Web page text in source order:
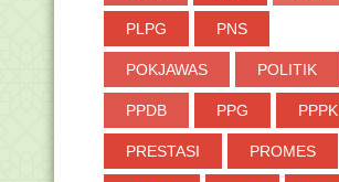
PLPG PNS
POKJAWAS POLITIK
PPDB PPG PPPK
PRESTASI PROMES